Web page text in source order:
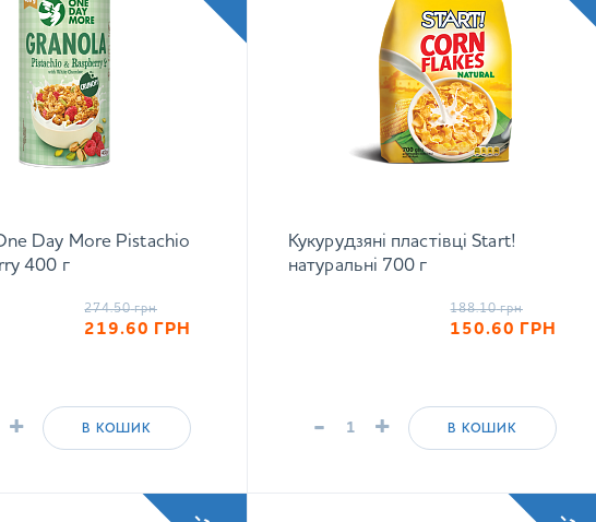
Day More Pistachio
400 г
274.50 грн
219.60 ГРН
+ В КОШИК
Кукурудзяні пластівці Start!
натуральні 700 г
188.10 грн
150.60 ГРН
- + В КОШИК